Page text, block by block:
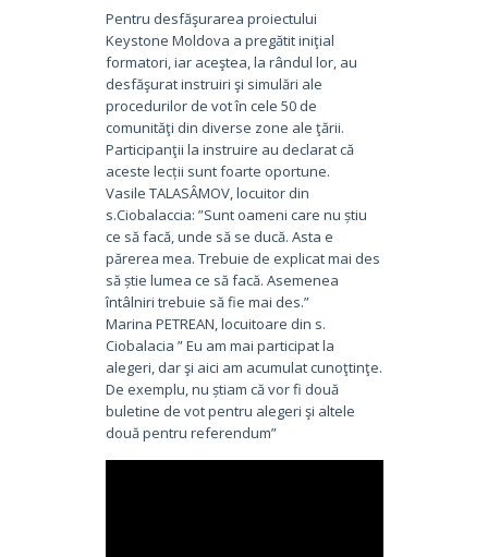
Pentru desfăşurarea proiectului
Keystone Moldova a pregătit iniţial
formatori, iar aceştea, la rândul lor, au
desfăşurat instruiri şi simulări ale
procedurilor de vot în cele 50 de
comunităţi din diverse zone ale ţării.
Participanţii la instruire au declarat că
aceste lecții sunt foarte oportune.
Vasile TALASÂMOV, locuitor din
s.Ciobalaccia: ”Sunt oameni care nu știu
ce să facă, unde să se ducă. Asta e
părerea mea. Trebuie de explicat mai des
să știe lumea ce să facă. Asemenea
întâlniri trebuie să fie mai des.”
Marina PETREAN, locuitoare din s.
Ciobalacia ” Eu am mai participat la
alegeri, dar şi aici am acumulat cunoţtinţe.
De exemplu, nu știam că vor fi două
buletine de vot pentru alegeri şi altele
două pentru referendum”